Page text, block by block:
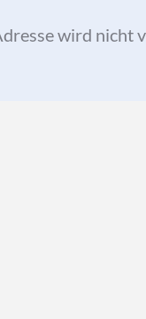
wird nicht